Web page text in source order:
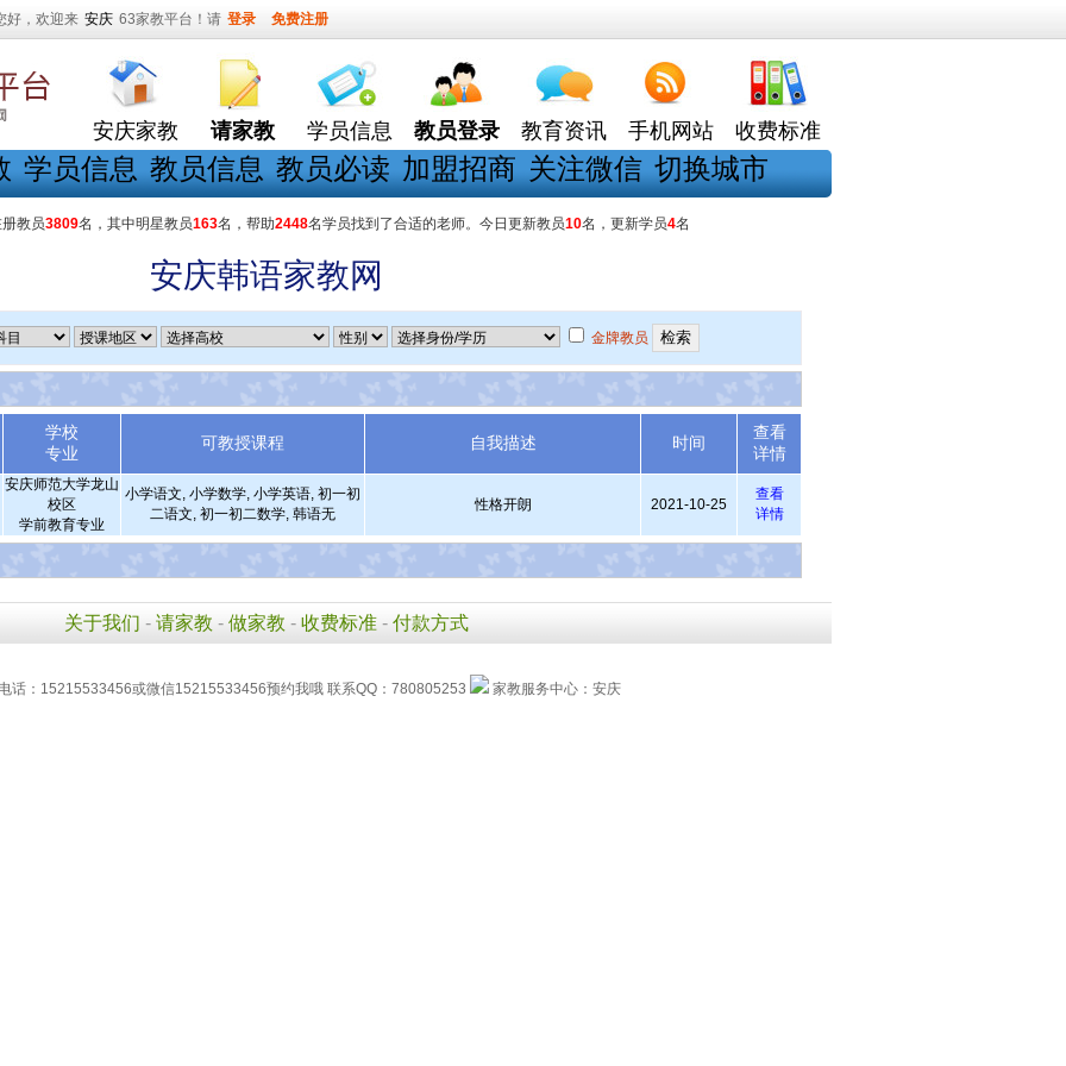
好，欢迎来 安庆 63家教平台！请 登录 免费注册
安庆家教 请家教 学员信息 教员登录 教育资讯 手机网站 收费标准
学员信息 教员信息 教员必读 加盟招商 关注微信 切换城市
教员3809名，其中明星教员163名，帮助2448名学员找到了合适的老师。今日更新教员10名，更新学员4名
安庆韩语家教网
金牌教员
学校
专业
可教授课程 自我描述 时间
查看
详情
安庆师范大学龙山
校区
学前教育专业
小学语文, 小学数学, 小学英语, 初一初
二语文, 初一初二数学, 韩语无
性格开朗 2021-10-25
查看
详情
关于我们 - 请家教 - 做家教 - 收费标准 - 付款方式
话：15215533456或微信15215533456预约我哦 联系QQ：780805253 家教服务中心：安庆